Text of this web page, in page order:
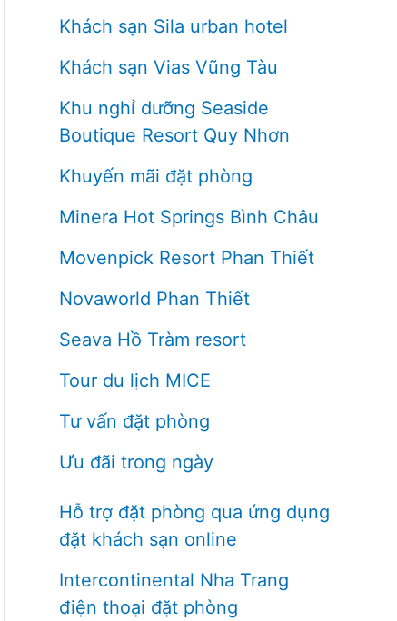
Khách sạn Sila urban hotel
Khách sạn Vias Vũng Tàu
Khu nghỉ dưỡng Seaside
Boutique Resort Quy Nhơn
Khuyến mãi đặt phòng
Minera Hot Springs Bình Châu
Movenpick Resort Phan Thiết
Novaworld Phan Thiết
Seava Hồ Tràm resort
Tour du lịch MICE
Tư vấn đặt phòng
Ưu đãi trong ngày
Hỗ trợ đặt phòng qua ứng dụng
đặt khách sạn online
Intercontinental Nha Trang
điện thoại đặt phòng